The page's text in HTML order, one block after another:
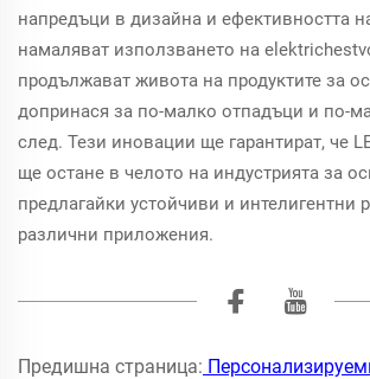
напредъци в дизайна и ефективността
намаляват използването на
продължават живота на продуктите за
допринася за по-малко отпадъци и по-
след. Тези иновации ще гарантират, че
ще остане в челото на индустрията за
предлагайки устойчиви и интелигентни
различни приложения.
Предишна страница: